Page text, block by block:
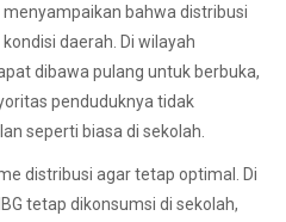
menyampaikan bahwa distribusi
daerah. Di wilayah
dibawa pulang untuk berbuka,
penduduknya tidak
seperti biasa di sekolah.
distribusi agar tetap optimal. Di
tetap dikonsumsi di sekolah,